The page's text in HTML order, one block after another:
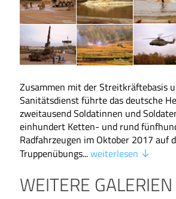
Zusammen mit der Streitkräftebasis
Sanitätsdienst führte das deutsche
zweitausend Soldatinnen und
einhundert Ketten- und rund
Radfahrzeugen im Oktober 2017 auf
Truppenübungs...weiterlesen
WEITERE GALERIEN